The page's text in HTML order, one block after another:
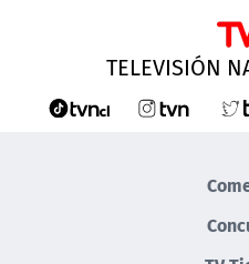
TELEVISIÓN